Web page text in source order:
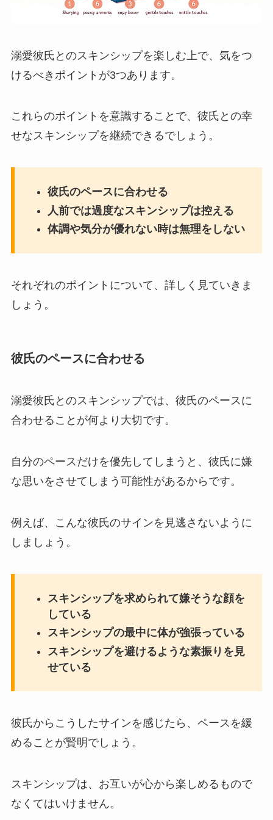
溺愛彼氏とのスキンシップを楽しむ上で、気をつ
けるべきポイントが3つあります。
これらのポイントを意識することで、彼氏との幸
せなスキンシップを継続できるでしょう。
彼氏のペースに合わせる
人前では過度なスキンシップは控える
体調や気分が優れない時は無理をしない
それぞれのポイントについて、詳しく見ていきま
しょう。
彼氏のペースに合わせる
溺愛彼氏とのスキンシップでは、彼氏のペースに
合わせることが何より大切です。
自分のペースだけを優先してしまうと、彼氏に嫌
な思いをさせてしまう可能性があるからです。
例えば、こんな彼氏のサインを見逃さないように
しましょう。
スキンシップを求められて嫌そうな顔を
している
スキンシップの最中に体が強張っている
スキンシップを避けるような素振りを見
せている
彼氏からこうしたサインを感じたら、ペースを緩
めることが賢明でしょう。
スキンシップは、お互いが心から楽しめるもので
なくてはいけません。